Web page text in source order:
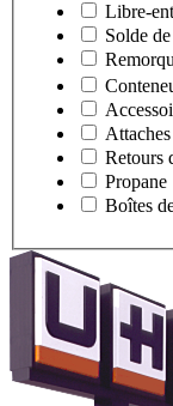
Libre-
Solde
Retours
Propane
Boîtes